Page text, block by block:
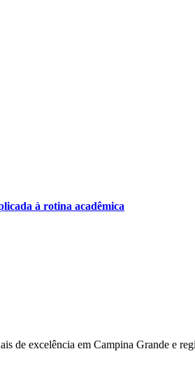
à rotina acadêmica
de excelência em Campina Grande e